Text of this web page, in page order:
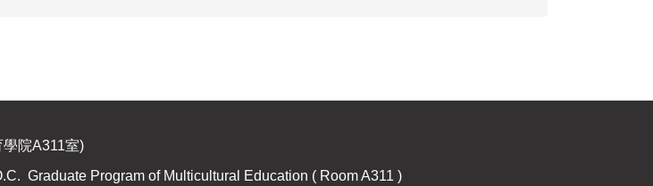
學院A311室)
Graduate Program of Multicultural Education ( Room A311 )